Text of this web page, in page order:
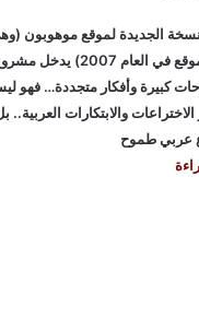
الجديدة لموقع موهوبون
منذ انشاء الموقع في
كبيرة وأفكار متجددة… فهو
والابتكارات العربية..
عربي طموح